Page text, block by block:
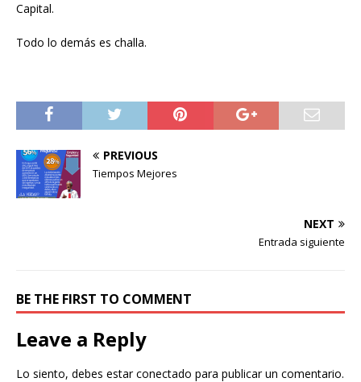
Capital.
Todo lo demás es challa.
PREVIOUS
Tiempos Mejores
NEXT
Entrada siguiente
BE THE FIRST TO COMMENT
Leave a Reply
Lo siento, debes estarconectado para publicar un comentario.